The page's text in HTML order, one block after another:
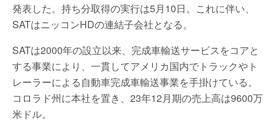
発表した。持ち分取得の実行は5月10日。これに伴い、
SATはニッコンHDの連結子会社となる。
SATは2000年の設立以来、完成車輸送サービスをコアと
する事業により、一貫してアメリカ国内でトラックやト
レーラーによる自動車完成車輸送事業を手掛けている。
コロラド州に本社を置き、23年12月期の売上高は9600万
米ドル。